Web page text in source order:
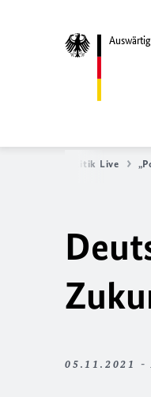
Außenpolitik Live
05.11.2021